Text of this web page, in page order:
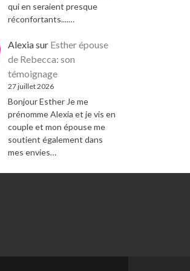
qui en seraient presque
réconfortants....…
Alexiasur Esther épouse
de Rebecca: son
témoignage
27 juillet 2026
Bonjour Esther Je me
prénomme Alexia et je vis en
couple et mon épouse me
soutient également dans
mes envies…